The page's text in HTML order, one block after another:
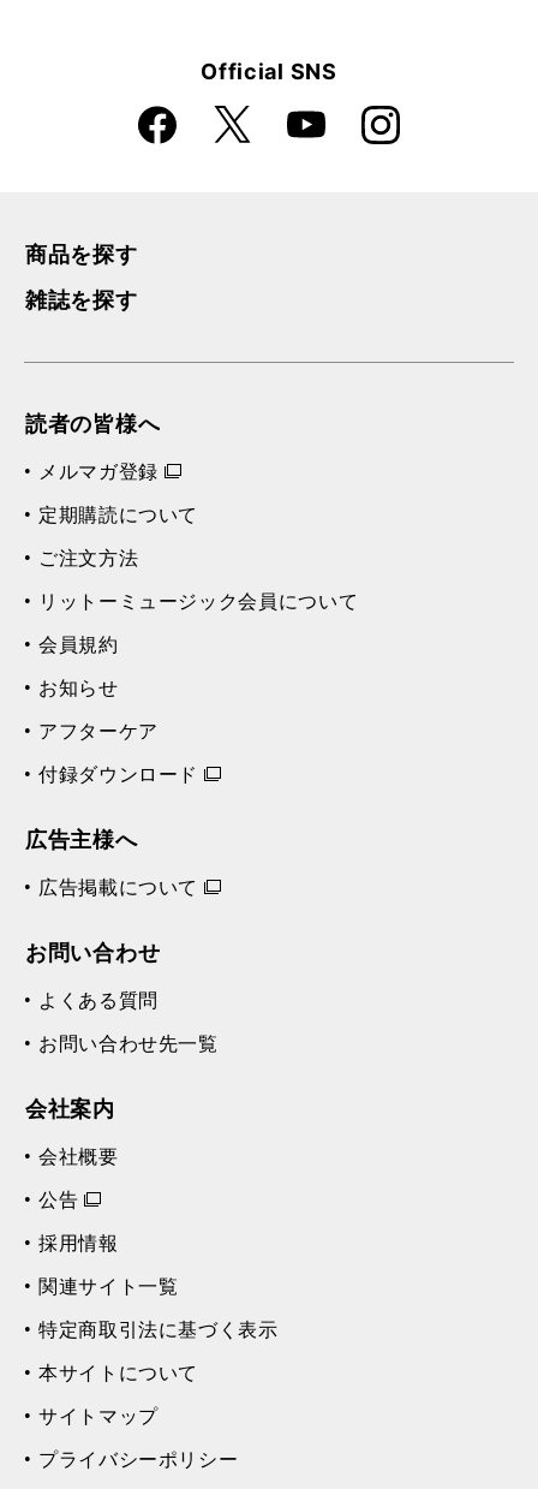
Official SNS
Faceboo
k
X YouTube Instagra
m
商品を探す
雑誌を探す
読者の皆様へ
メルマガ登録
定期購読について
ご注文方法
リットーミュージック会員について
会員規約
お知らせ
アフターケア
付録ダウンロード
広告主様へ
広告掲載について
お問い合わせ
よくある質問
お問い合わせ先一覧
会社案内
会社概要
公告
採用情報
関連サイト一覧
特定商取引法に基づく表示
本サイトについて
サイトマップ
プライバシーポリシー